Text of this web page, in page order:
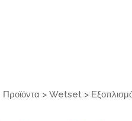
Προϊόντα > Wetset >